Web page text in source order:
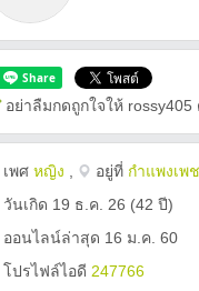
อย่าลืมกดถูกใจให้ rossy405
เพศ หญิง อยู่ที่ กำแพงเพ
วันเกิด 19 ธ.ค. 26 (42 ปี)
ออนไลน์ล่าสุด 16 ม.ค. 60
โปรไฟล์ไอดี 247766